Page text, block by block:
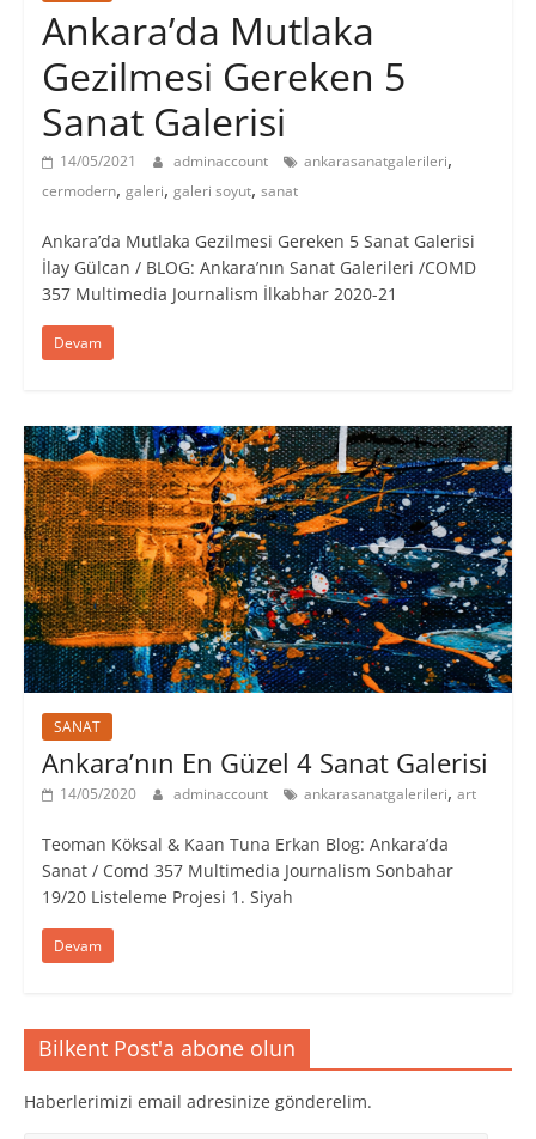
Ankara’da Mutlaka
Gezilmesi Gereken 5
Sanat Galerisi
14/05/2021 adminaccount ankarasanatgalerileri,
cermodern, galeri, galeri soyut, sanat
Ankara’da Mutlaka Gezilmesi Gereken 5 Sanat Galerisi
İlay Gülcan / BLOG: Ankara’nın Sanat Galerileri /COMD
357 Multimedia Journalism İlkabhar 2020-21
Devam
SANAT
Ankara’nın En Güzel 4 Sanat Galerisi
14/05/2020 adminaccount ankarasanatgalerileri, art
Teoman Köksal & Kaan Tuna Erkan Blog: Ankara’da
Sanat / Comd 357 Multimedia Journalism Sonbahar
19/20 Listeleme Projesi ​1. Siyah
Devam
Bilkent Post'a abone olun
Haberlerimizi email adresinize gönderelim.